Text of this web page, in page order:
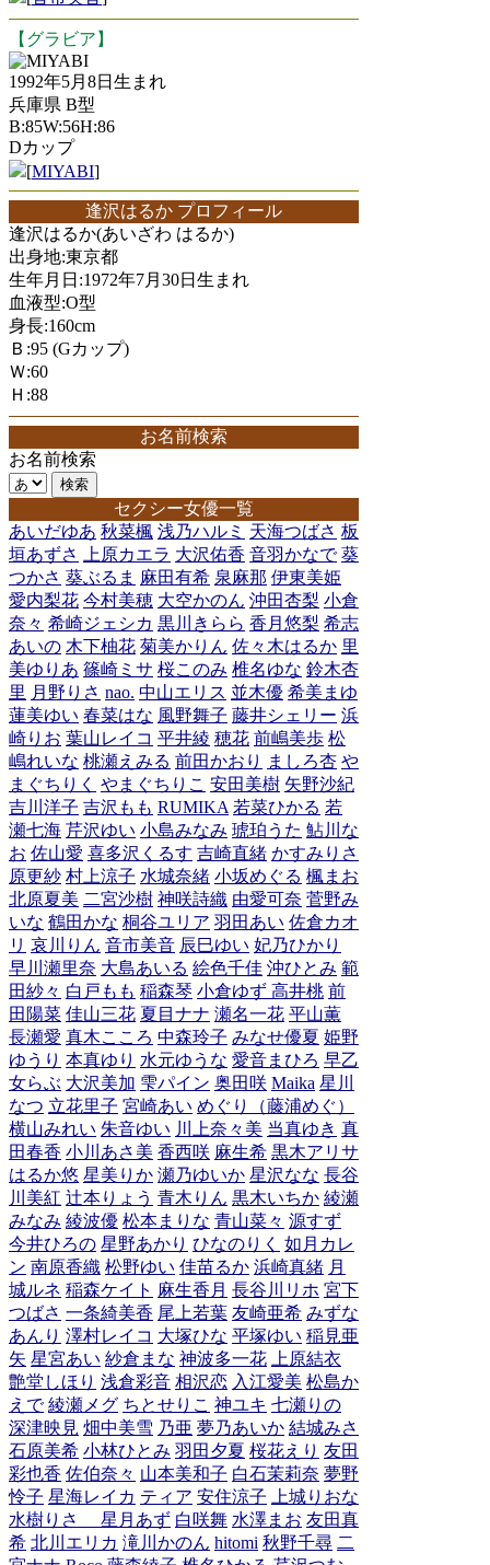
【グラビア】
MIYABI
1992年5月8日生まれ
兵庫県 B型
B:85W:56H:86
Dカップ
[MIYABI]
逢沢はるか プロフィール
逢沢はるか(あいざわ はるか)
出身地:東京都
生年月日:1972年7月30日生まれ
血液型:O型
身長:160cm
Ｂ:95 (Gカップ)
Ｗ:60
Ｈ:88
お名前検索
お名前検索
セクシー女優一覧
あいだゆあ 秋菜楓 浅乃ハルミ 天海つばさ 板
垣あずさ
上原カエラ 大沢佑香 音羽かなで 葵
つかさ 葵ぶるま 麻田有希 泉麻那 伊東美姫
愛内梨花 今村美穂 大空かのん 沖田杏梨 小倉
奈々 希崎ジェシカ 黒川きらら 香月悠梨 希志
あいの 木下柚花 菊美かりん 佐々木はるか 里
美ゆりあ 篠崎ミサ 桜このみ 椎名ゆな 鈴木杏
里 月野りさ nao. 中山エリス 並木優 希美まゆ
蓮美ゆい 春菜はな 風野舞子 藤井シェリー 浜
崎りお 葉山レイコ 平井綾 穂花 前嶋美歩 松
嶋れいな 桃瀬えみる 前田かおり ましろ杏 や
まぐちりく やまぐちりこ 安田美樹 矢野沙紀
吉川洋子 吉沢もも RUMIKA 若菜ひかる 若
瀬七海 芹沢ゆい 小島みなみ 琥珀うた 鮎川な
お 佐山愛 喜多沢くるす 吉崎直緒 かすみりさ
原更紗 村上涼子 水城奈緒 小坂めぐる 楓まお
北原夏美 二宮沙樹 神咲詩織 由愛可奈 菅野み
いな 鶴田かな 桐谷ユリア 羽田あい 佐倉カオ
リ 哀川りん 音市美音 辰巳ゆい 妃乃ひかり
早川瀬里奈 大島あいる 絵色千佳 沖ひとみ 範
田紗々 白戸もも 稲森琴 小倉ゆず 高井桃 前
田陽菜 佳山三花 夏目ナナ 瀬名一花 平山薫
長瀬愛 真木こころ 中森玲子 みなせ優夏 姫野
ゆうり 本真ゆり 水元ゆうな 愛音まひろ 早乙
女らぶ 大沢美加 雫パイン 奥田咲 Maika 星川
なつ 立花里子 宮崎あい めぐり（藤浦めぐ）
横山みれい 朱音ゆい 川上奈々美 当真ゆき 真
田春香 小川あさ美 香西咲 麻生希 黒木アリサ
はるか悠 星美りか 瀬乃ゆいか 星沢なな 長谷
川美紅 辻本りょう 青木りん 黒木いちか 綾瀬
みなみ 綾波優 松本まりな 青山菜々 源すず
今井ひろの 星野あかり ひなのりく 如月カレ
ン 南原香織 松野ゆい 佳苗るか 浜崎真緒 月
城ルネ 稲森ケイト 麻生香月 長谷川リホ 宮下
つばさ 一条綺美香 尾上若葉 友崎亜希 みずな
あんり 澤村レイコ 大塚ひな 平塚ゆい 稲見亜
矢 星宮あい 紗倉まな 神波多一花
上原結衣
艶堂しほり 浅倉彩音 相沢恋 入江愛美 松島か
えで 綾瀬メグ ちとせりこ 神ユキ 七瀬りの
深津映見 畑中美雪 乃亜 夢乃あいか 結城みさ
石原美希 小林ひとみ 羽田夕夏 桜花えり 友田
彩也香 佐伯奈々 山本美和子 白石茉莉奈 夢野
怜子 星海レイカ ティア 安住涼子
上城りおな
水樹りさ 星月あず 白咲舞 水澤まお 友田真
希 北川エリカ 滝川かのん hitomi 秋野千尋 二